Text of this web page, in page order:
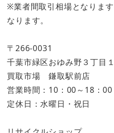
※業者間取引相場となりま
なります。
〒266-0031
千葉市緑区おゆみ野３丁目
買取市場 鎌取駅前店
営業時間：10：00～18：00
定休日：水曜日・祝日